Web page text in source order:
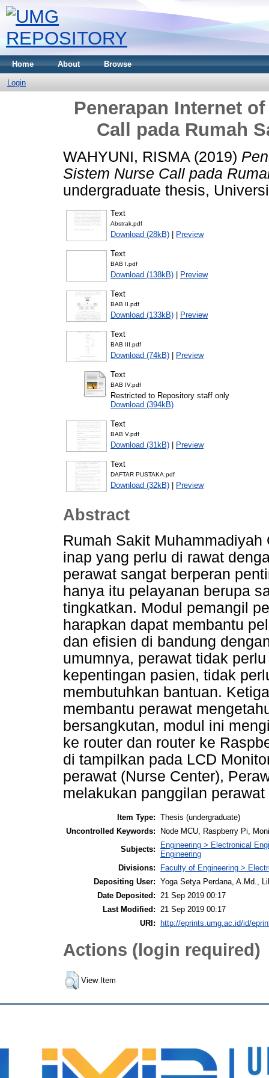
Home About Browse
Login
Penerapan Internet
Call pada Rumah
WAHYUNI, RISMA (2019)
Sistem Nurse Call pada
undergraduate thesis,
Text
Abstrak.pdf
Download (28kB) | Preview
Text
BAB I.pdf
Download (138kB) | Preview
Text
BAB II.pdf
Download (133kB) | Preview
Text
BAB III.pdf
Download (74kB) | Preview
Text
BAB IV.pdf
Restricted to Repository staff only
Download (394kB)
Text
BAB V.pdf
Download (31kB) | Preview
Text
DAFTAR PUSTAKA.pdf
Download (32kB) | Preview
Abstract
Rumah Sakit
inap yang perlu di rawat
perawat sangat berperan
hanya itu pelayanan berupa
tingkatkan. Modul pemangil
harapkan dapat membantu
dan efisien di bandung
umumnya, perawat tidak
kepentingan pasien, tidak
membutuhkan bantuan.
membantu perawat
bersangkutan, modul ini
ke router dan router ke
di tampilkan pada LCD
perawat (Nurse Center),
melakukan panggilan
Item Type: Thesis (undergraduate)
Uncontrolled Keywords:
Node MCU, Raspberry Pi,
Subjects:
Engineering > Electronical
Engineering
Divisions:
Faculty of Engineering >
Depositing User: Yoga Setya Perdana, A.Md.,
Date Deposited:
21 Sep 2019 00:17
Last Modified:
21 Sep 2019 00:17
URI:
http://eprints.umg.ac.id/id/
Actions (login required)
View Item